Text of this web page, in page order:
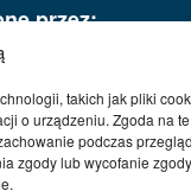
takich jak pliki
o urządzeniu. Zgoda na te
podczas
zgody lub wycofanie zgody
przez:
Copyrights